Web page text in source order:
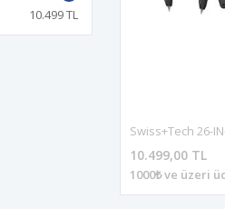
10.499 TL
10.499,00 TL
1000₺ ve üzeri